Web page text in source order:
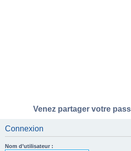
Venez partager votre
Connexion
Nom d’utilisateur :